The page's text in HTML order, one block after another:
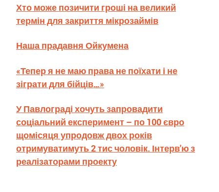
Хто може позичити гроші на великий
термін для закриття мікрозаймів
Наша прадавня Ойкумена
«Тепер я не маю права не поїхати і не
зіграти для бійців…»
У Павлограді хочуть запровадити
соціальний експеримент – по 100 євро
щомісяця упродовж двох років
отримуватимуть 2 тис чоловік. Інтерв'ю з
реалізаторами проекту